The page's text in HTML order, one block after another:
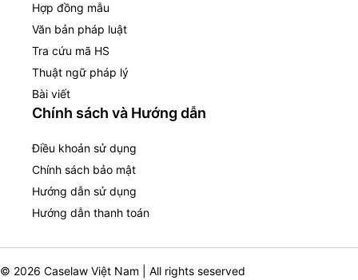
Hợp đồng mẫu
Văn bản pháp luật
Tra cứu mã HS
Thuật ngữ pháp lý
Bài viết
Chính sách và Hướng dẫn
Điều khoản sử dụng
Chính sách bảo mật
Hướng dẫn sử dụng
Hướng dẫn thanh toán
© 2026 Caselaw Việt Nam | All rights seserved